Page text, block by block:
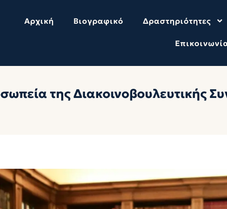
Αρχική Βιογραφικό Δραστηριότητες
της Διακοινοβουλευτικής